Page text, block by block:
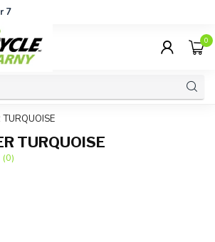
7
0
TURQUOISE
TURQUOISE
(0)